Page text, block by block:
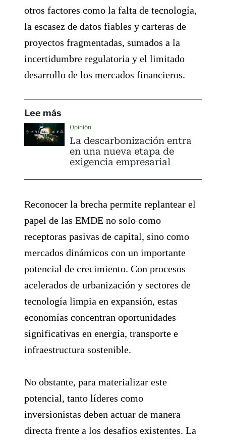
otros factores como la falta de tecnología,
la escasez de datos fiables y carteras de
proyectos fragmentadas, sumados a la
incertidumbre regulatoria y el limitado
desarrollo de los mercados financieros.
Lee más
Opinión
La descarbonización entra
en una nueva etapa de
exigencia empresarial
Reconocer la brecha permite replantear el
papel de las EMDE no solo como
receptoras pasivas de capital, sino como
mercados dinámicos con un importante
potencial de crecimiento. Con procesos
acelerados de urbanización y sectores de
tecnología limpia en expansión, estas
economías concentran oportunidades
significativas en energía, transporte e
infraestructura sostenible.
No obstante, para materializar este
potencial, tanto líderes como
inversionistas deben actuar de manera
directa frente a los desafíos existentes. La